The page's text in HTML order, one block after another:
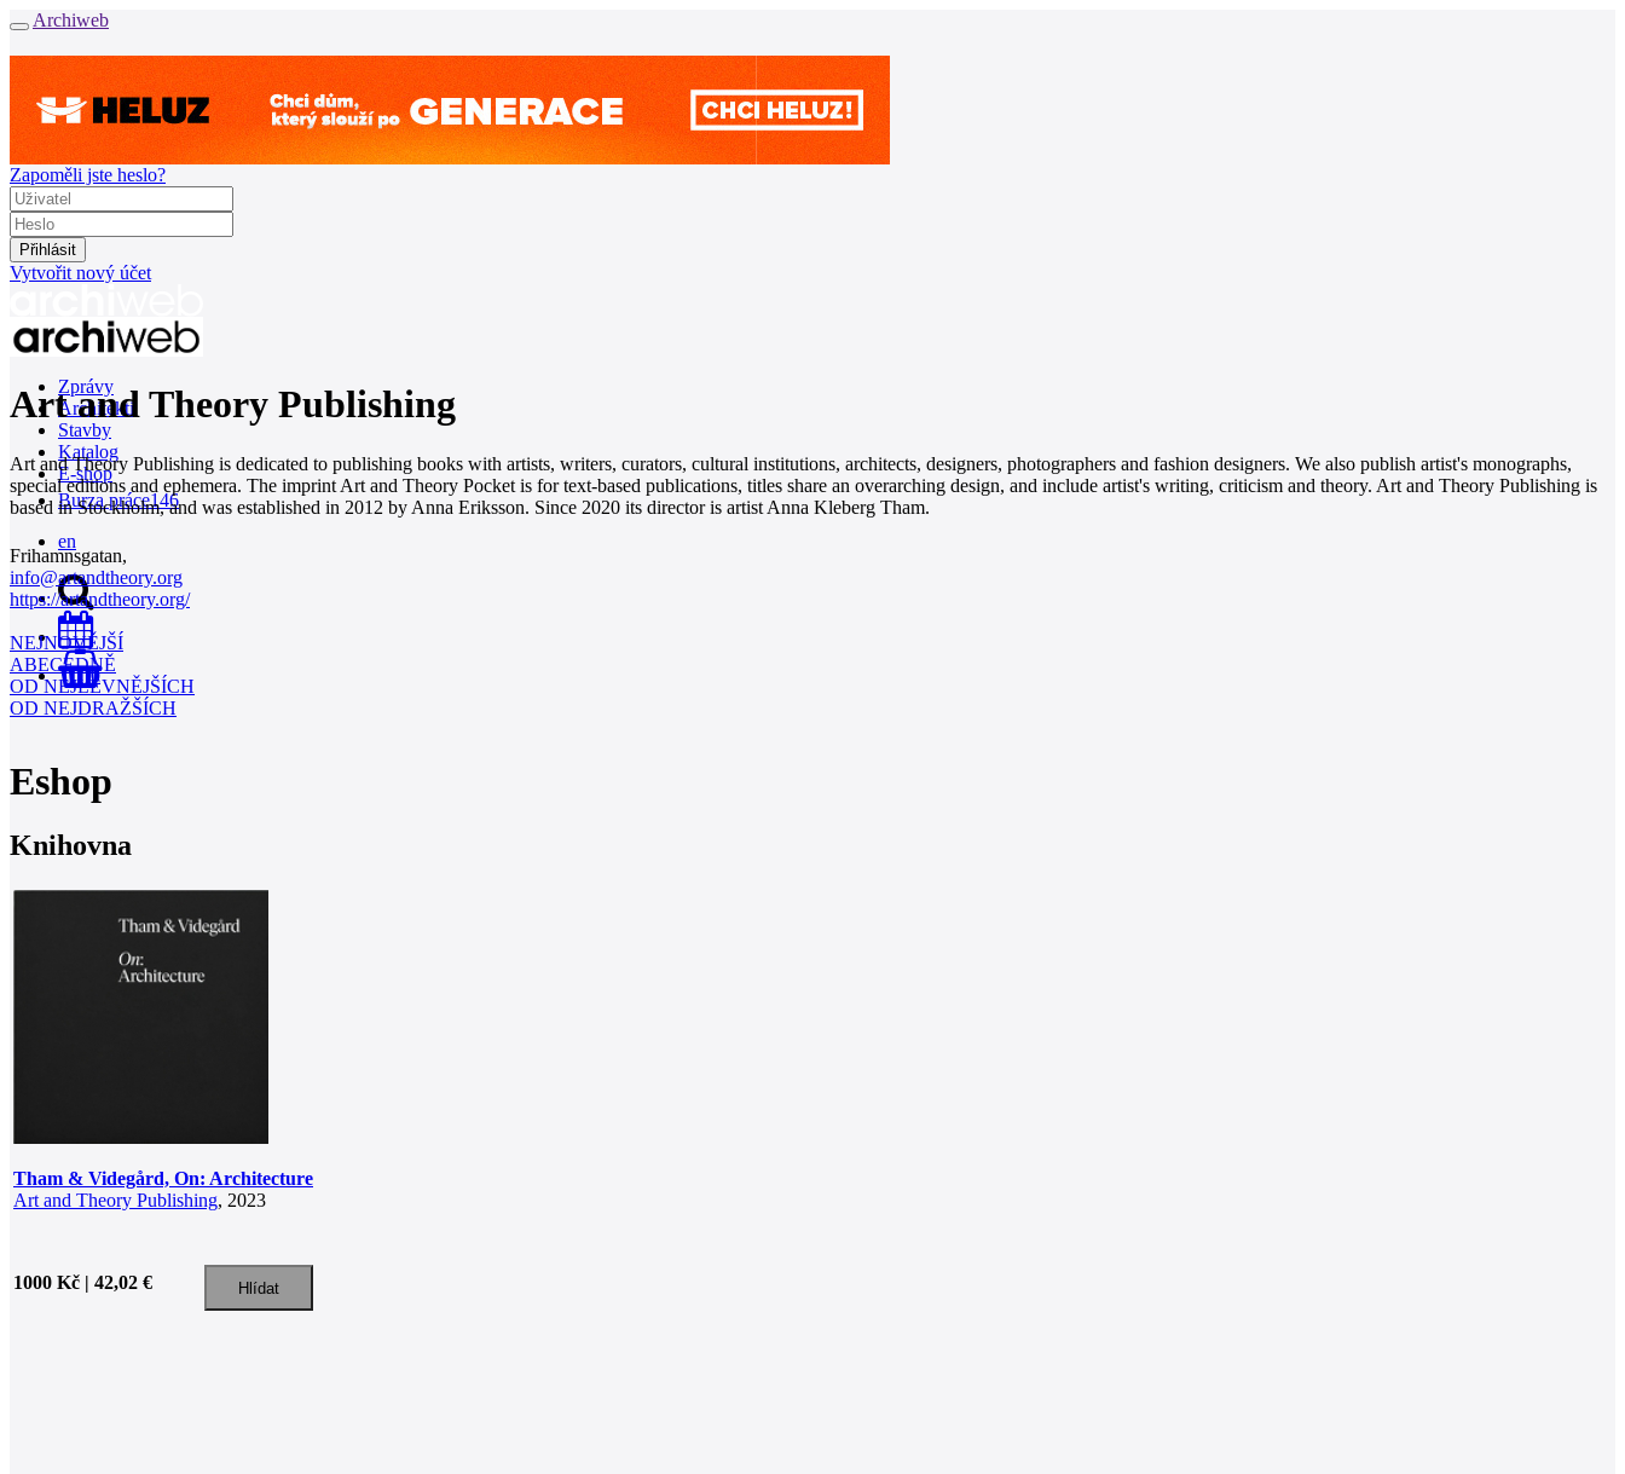
Archiweb
Zapoměli jste heslo?
Vytvořit nový účet
Zprávy
Architekti
Stavby
Katalog
E-shop
Burza práce146
en
0
Art and Theory Publishing
Art and Theory Publishing is dedicated to publishing books with artists, writers, curators, cultural institutions, architects, designers, photographers and fashion designers. We also publish artist's monographs,
special editions and ephemera. The imprint Art and Theory Pocket is for text-based publications, titles share an overarching design, and include artist's writing, criticism and theory. Art and Theory Publishing is
based in Stockholm, and was established in 2012 by Anna Eriksson. Since 2020 its director is artist Anna Kleberg Tham.
Frihamnsgatan,
info@artandtheory.org
https://artandtheory.org/
NEJNOVĚJŠÍ
ABECEDNĚ
OD NEJLEVNĚJŠÍCH
OD NEJDRAŽŠÍCH
Eshop
Knihovna
Tham & Videgård, On: Architecture
Art and Theory Publishing, 2023
1000 Kč | 42,02 €